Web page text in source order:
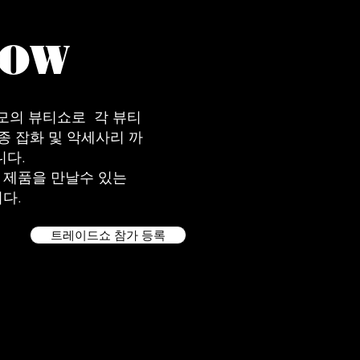
의 뷰티쇼로 각 뷰티
잡화 및 악세사리 까
다.
품을 만날수 있는
.
트레이드쇼 참가 등록